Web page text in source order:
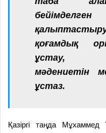
қоғамдық
ұстау,
мәдениетін
ұстаз.
Қазіргі таңда Мұхаммед